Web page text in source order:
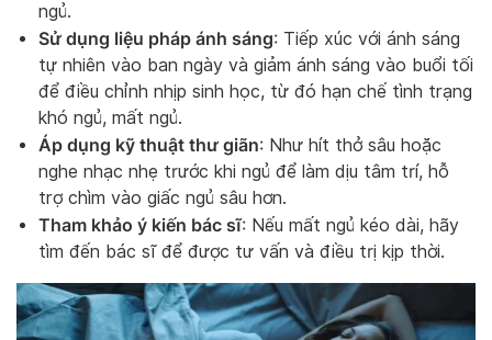
ngủ.
Sử dụng liệu pháp ánh sáng: Tiếp xúc với ánh sáng
tự nhiên vào ban ngày và giảm ánh sáng vào buổi tối
để điều chỉnh nhịp sinh học, từ đó hạn chế tình trạng
khó ngủ, mất ngủ.
Áp dụng kỹ thuật thư giãn: Như hít thở sâu hoặc
nghe nhạc nhẹ trước khi ngủ để làm dịu tâm trí, hỗ
trợ chìm vào giấc ngủ sâu hơn.
Tham khảo ý kiến bác sĩ: Nếu mất ngủ kéo dài, hãy
tìm đến bác sĩ để được tư vấn và điều trị kịp thời.